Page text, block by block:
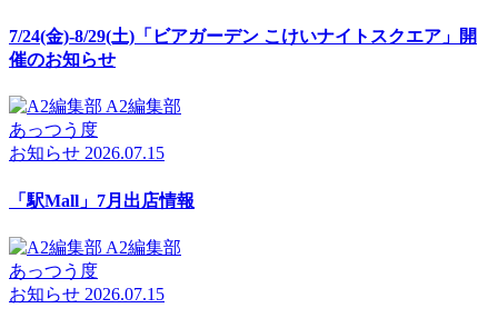
7/24(金)-8/29(土)「ビアガーデン こけいナイトスクエア」開
催のお知らせ
A2編集部
あっつう度
お知らせ 2026.07.15
「駅Mall」7月出店情報
A2編集部
あっつう度
お知らせ 2026.07.15